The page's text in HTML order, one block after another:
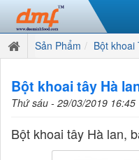
Sản Phẩm Bột khoai
Bột khoai tây Hà
Thứ sáu - 29/03/2019 16:45
Bột khoai tây Hà lan,